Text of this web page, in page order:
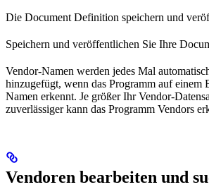
Die Document Definition speichern und
Speichern und veröffentlichen Sie Ihre
Vendor-Namen werden jedes Mal
hinzugefügt, wenn das Programm auf einem
Namen erkennt. Je größer Ihr Vendor-
zuverlässiger kann das Programm Vendors
Vendoren bearbeiten und